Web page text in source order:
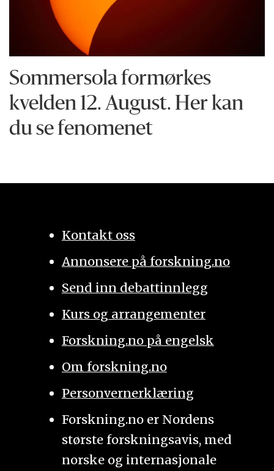
Sommersola formørkes
kvelden 12. August. Her kan
du se fenomenet
Kontakt oss
Annonsere på forskning.no
Send inn debattinnlegg
Kurs og arrangementer
Forskning.no på engelsk
Om forskning.no
Personvernerklæring
Forskning.no er Nordens
største forskningsavis, med
norske og internasjonale